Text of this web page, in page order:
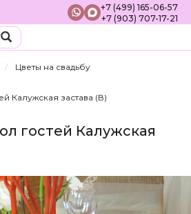
+7 (499) 165-06-57
+7 (903) 707-17-21
Цветы на свадьбу
Калужская застава (В)
гостей Калужская